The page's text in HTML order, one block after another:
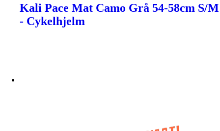
Kali Pace Mat Camo Grå 54-58cm S/M
- Cykelhjelm